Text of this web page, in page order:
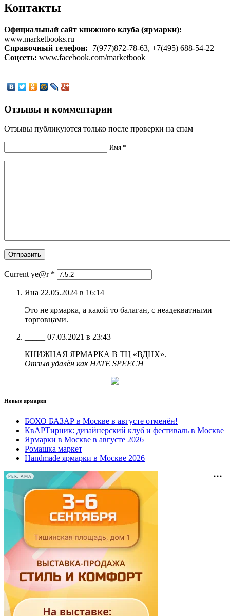
Контакты
Официальный сайт книжного клуба (ярмарки):
www.marketbooks.ru
Справочный телефон:+7(977)872-78-63, +7(495) 688-54-22
Соцсеть: www.facebook.com/marketbook
Отзывы и комментарии
Отзывы публикуются только после проверки на спам
Имя *
Current ye@r *
Яна 22.05.2024 в 16:14
Это не ярмарка, а какой то балаган, с неадекватными
торговцами.
_____ 07.03.2021 в 23:43
КНИЖНАЯ ЯРМАРКА В ТЦ «ВДНХ».
Отзыв удалён как HATE SPEECH
Новые ярмарки
БОХО БАЗАР в Москве в августе отменён!
КвАРТирник: дизайнерский клуб и фестиваль в Москве
Ярмарки в Москве в августе 2026
Ромашка маркет
Handmade ярмарки в Москве 2026
РЕКЛАМА